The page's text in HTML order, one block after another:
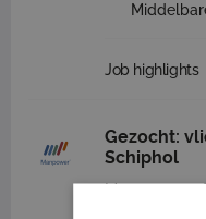
Job highlights
Gezocht:
Schiphol
Manpower